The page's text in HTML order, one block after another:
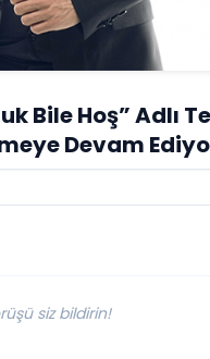
Bile Hoş” Adlı
Devam
siz bildirin!